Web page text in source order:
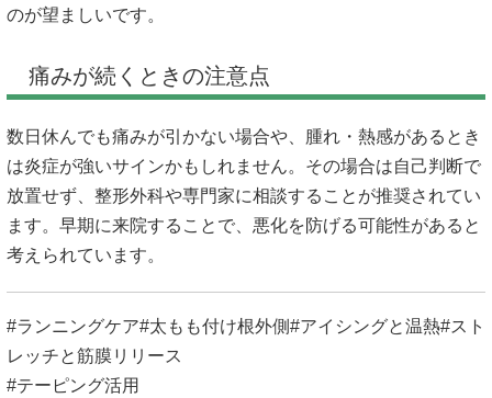
のが望ましいです。
痛みが続くときの注意点
数日休んでも痛みが引かない場合や、腫れ・熱感があるとき
は炎症が強いサインかもしれません。その場合は自己判断で
放置せず、整形外科や専門家に相談することが推奨されてい
ます。早期に来院することで、悪化を防げる可能性があると
考えられています。
#ランニングケア#太もも付け根外側#アイシングと温熱#スト
レッチと筋膜リリース
#テーピング活用